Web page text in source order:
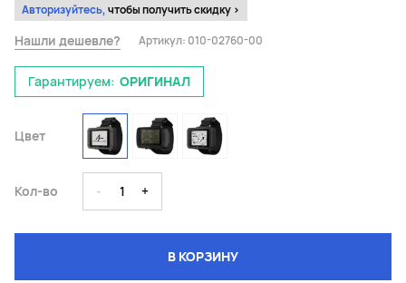
Авторизуйтесь,чтобы получить скидку >
Нашли дешевле? Артикул: 010-02760-00
Гарантируем: ОРИГИНАЛ
Цвет
Кол-во - 1 +
В КОРЗИНУ